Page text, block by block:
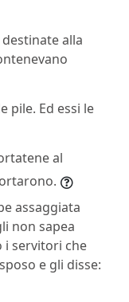
alla
pile. Ed essi le
al
assaggiata
non sapea
i servitori che
e gli disse: